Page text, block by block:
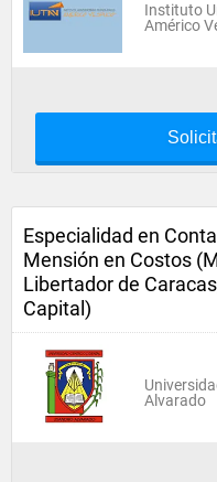
Instituto
Américo
Especialidad en
Mensión en Costos
Libertador de
Capital)
Alvarado